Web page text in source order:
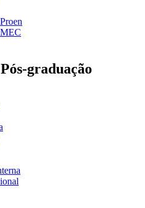
graduação